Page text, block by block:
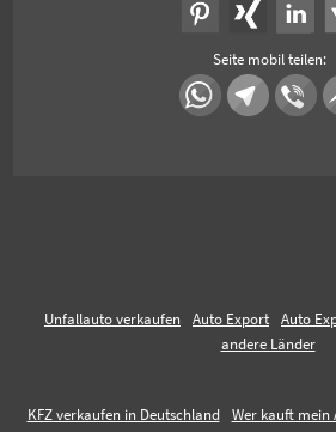
Seite mobil teilen:
Unfallauto verkaufen Auto Export
Auto
andere Länder
KFZ verkaufen in Deutschland Wer kauft mein